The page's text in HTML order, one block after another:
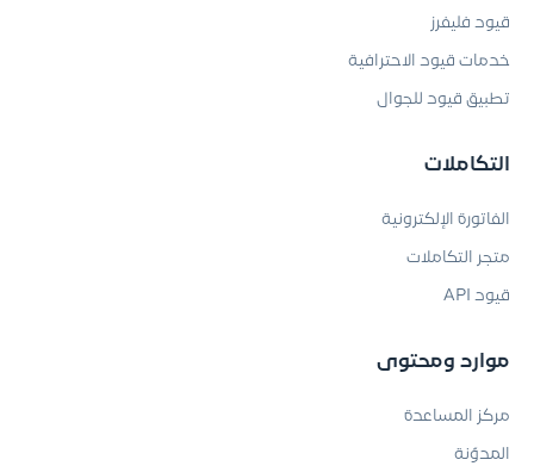
قيود فليفرز
خدمات قيود الاحترافية
تطبيق قيود للجوال
التكاملات
الفاتورة الإلكترونية
متجر التكاملات
قيود API
موارد ومحتوى
مركز المساعدة
المدوّنة